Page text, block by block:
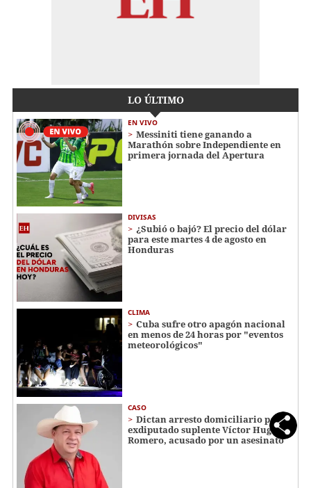
LO ÚLTIMO
EN VIVO
Messiniti tiene ganando a
Marathón sobre Independiente en
primera jornada del Apertura
DIVISAS
¿Subió o bajó? El precio del dólar
para este martes 4 de agosto en
Honduras
CLIMA
Cuba sufre otro apagón nacional
en menos de 24 horas por "eventos
meteorológicos"
CASO
Dictan arresto domiciliario para
exdiputado suplente Víctor Hugo
Romero, acusado por un asesinato